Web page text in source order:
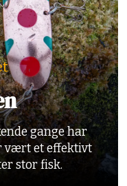
gange har
vært et effektivt
stor fisk.